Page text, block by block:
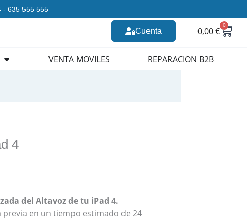
- 635 555 555
Cuenta 0,00€
0
Open CURSOS REPARACION MOVILES
VENTA MOVILES REPARACION B2B
4
del Altavoz de tu iPad 4.
previa en un tiempo estimado de 24